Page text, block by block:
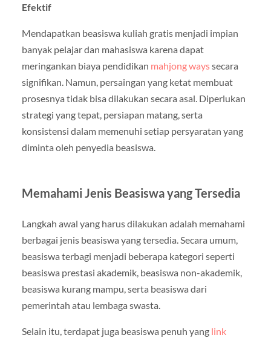
Efektif
Mendapatkan beasiswa kuliah gratis menjadi impian
banyak pelajar dan mahasiswa karena dapat
meringankan biaya pendidikan mahjong wayssecara
signifikan. Namun, persaingan yang ketat membuat
prosesnya tidak bisa dilakukan secara asal. Diperlukan
strategi yang tepat, persiapan matang, serta
konsistensi dalam memenuhi setiap persyaratan yang
diminta oleh penyedia beasiswa.
Memahami Jenis Beasiswa yang Tersedia
Langkah awal yang harus dilakukan adalah memahami
berbagai jenis beasiswa yang tersedia. Secara umum,
beasiswa terbagi menjadi beberapa kategori seperti
beasiswa prestasi akademik, beasiswa non-akademik,
beasiswa kurang mampu, serta beasiswa dari
pemerintah atau lembaga swasta.
Selain itu, terdapat juga beasiswa penuh yang link